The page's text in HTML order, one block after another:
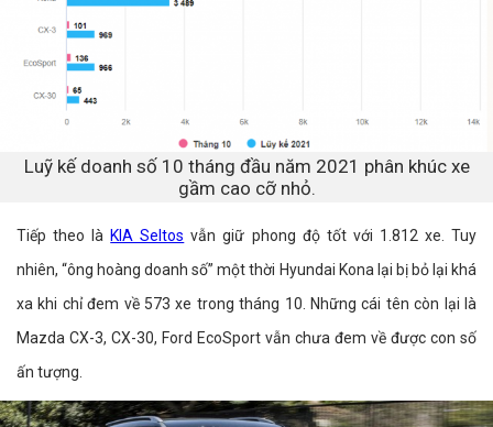
Luỹ kế doanh số 10 tháng đầu năm 2021 phân khúc xe
gầm cao cỡ nhỏ.
Tiếp theo là KIA Seltos vẫn giữ phong độ tốt với 1.812 xe. Tuy
nhiên, “ông hoàng doanh số” một thời Hyundai Kona lại bị bỏ lại khá
xa khi chỉ đem về 573 xe trong tháng 10. Những cái tên còn lại là
Mazda CX-3, CX-30, Ford EcoSport vẫn chưa đem về được con số
ấn tượng.